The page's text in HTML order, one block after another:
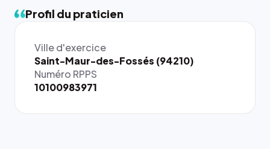
Profil du praticien
Ville d'exercice
Saint-Maur-des-Fossés (94210)
Numéro RPPS
10100983971